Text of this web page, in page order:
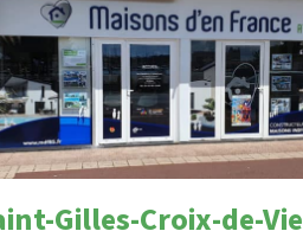
Gilles-Croix-de-Vie